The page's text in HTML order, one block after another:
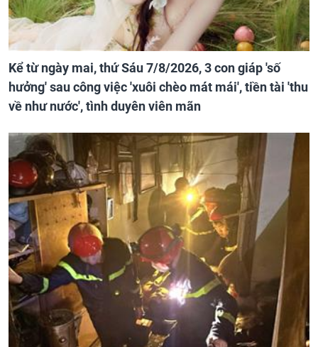
Kể từ ngày mai, thứ Sáu 7/8/2026, 3 con giáp 'số
hưởng' sau công việc 'xuôi chèo mát mái', tiền tài 'thu
về như nước', tình duyên viên mãn